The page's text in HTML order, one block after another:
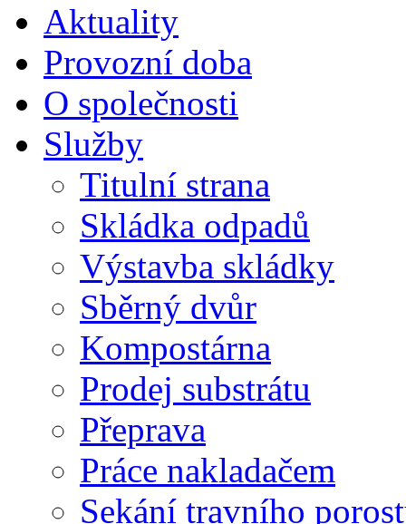
Aktuality
Provozní doba
O společnosti
Služby
Titulní strana
Skládka odpadů
Výstavba skládky
Sběrný dvůr
Kompostárna
Prodej substrátu
Přeprava
Práce nakladačem
Sekání travního